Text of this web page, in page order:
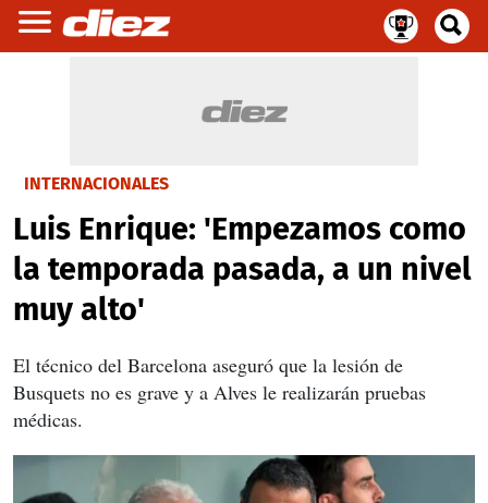
INTERNACIONALES
Luis Enrique: 'Empezamos como
la temporada pasada, a un nivel
muy alto'
El técnico del Barcelona aseguró que la lesión de
Busquets no es grave y a Alves le realizarán pruebas
médicas.